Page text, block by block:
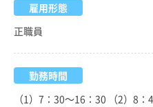
雇用形態
正職員
勤務時間
（1）7：30～16：30 （2）8